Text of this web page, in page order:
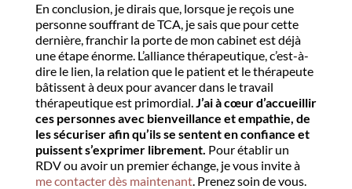
En conclusion, je dirais que, lorsque je reçois une
personne souffrant de TCA, je sais que pour cette
dernière, franchir la porte de mon cabinet est déjà
une étape énorme. L’alliance thérapeutique, c’est-à-
dire le lien, la relation que le patient et le thérapeute
bâtissent à deux pour avancer dans le travail
thérapeutique est primordial.J’ai à cœur d’accueillir
ces personnes avec bienveillance et empathie, de
les sécuriser afin qu’ils se sentent en confiance et
puissent s’exprimer librement. Pour établir un
RDV ou avoir un premier échange, je vous invite à
me contacter dès maintenant. Prenez soin de vous.